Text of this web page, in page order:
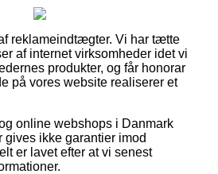
reklameindtægter. Vi har tætte
af internet virksomheder idet vi
produkter, og får honorar
på vores website realiserer et
online webshops i Danmark
gives ikke garantier imod
er lavet efter at vi senest